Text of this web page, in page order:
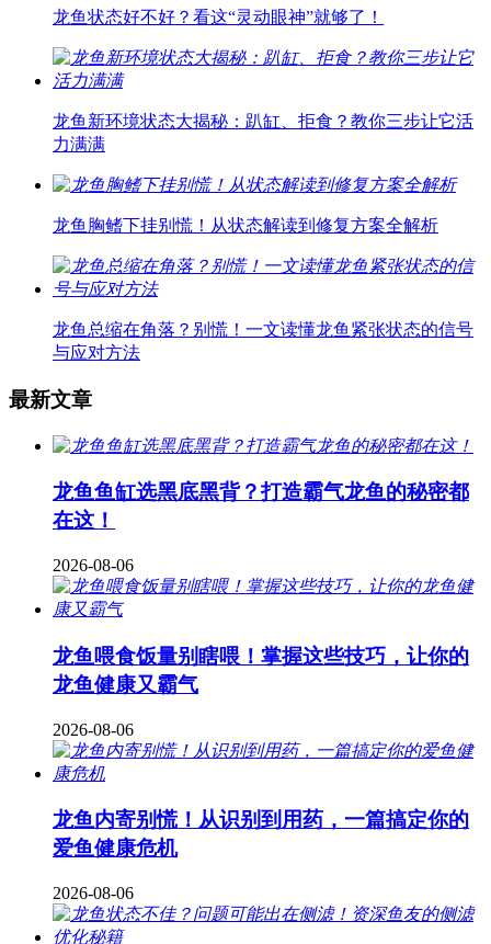
龙鱼状态好不好？看这“灵动眼神”就够了！
龙鱼新环境状态大揭秘：趴缸、拒食？教你三步让它活
力满满
龙鱼胸鳍下挂别慌！从状态解读到修复方案全解析
龙鱼总缩在角落？别慌！一文读懂龙鱼紧张状态的信号
与应对方法
最新文章
龙鱼鱼缸选黑底黑背？打造霸气龙鱼的秘密都
在这！
2026-08-06
龙鱼喂食饭量别瞎喂！掌握这些技巧，让你的
龙鱼健康又霸气
2026-08-06
龙鱼内寄别慌！从识别到用药，一篇搞定你的
爱鱼健康危机
2026-08-06